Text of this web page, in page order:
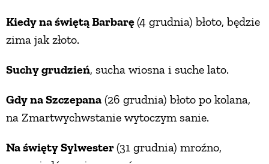
Kiedy na świętą Barbarę(4 grudnia) błoto, będzie
zima jak złoto.
Suchy grudzień, sucha wiosna i suche lato.
Gdy na Szczepana (26 grudnia) błoto po kolana,
na Zmartwychwstanie wytoczym sanie.
Na święty Sylwester(31 grudnia) mroźno,
ŚNIADANIA
ZUPY